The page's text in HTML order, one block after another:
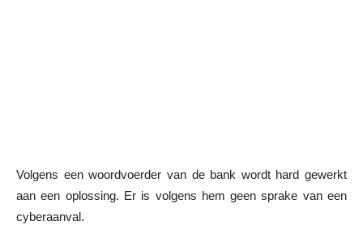
Volgens een woordvoerder van de bank wordt hard gewerkt
aan een oplossing. Er is volgens hem geen sprake van een
cyberaanval.